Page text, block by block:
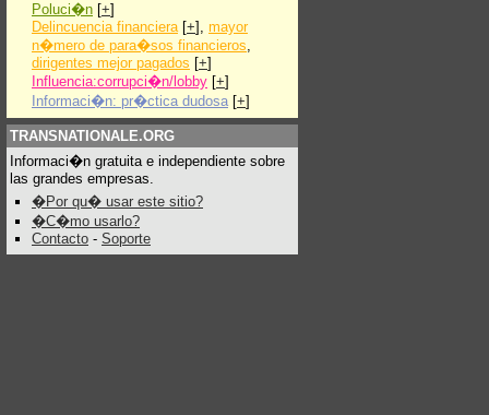
Poluci�n [+]
Delincuencia financiera[+], mayor
n�mero de para�sos financieros,
dirigentes mejor pagados [+]
Influencia:corrupci�n/lobby [+]
Informaci�n: pr�ctica dudosa [+]
TRANSNATIONALE.ORG
Informaci�n gratuita e independiente sobre
las grandes empresas.
�Por qu� usar este sitio?
�C�mo usarlo?
Contacto - Soporte